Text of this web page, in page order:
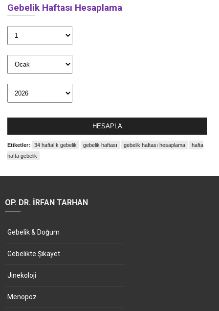
Gebelik Haftası Hesaplama
HESAPLA
Etiketler: 34 haftalık gebelik gebelik haftası gebelik haftası hesaplama
hafta
hafta gebelik
OP. DR. İRFAN TARHAN
Gebelik & Doğum
Gebelikte Şikayet
Jinekoloji
Menopoz